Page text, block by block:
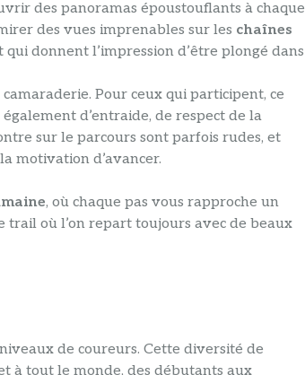
des panoramas époustouflants à chaque
des vues imprenables sur les chaînes
donnent l’impression d’être plongé dans
Pour ceux qui participent, ce
d’entraide, de respect de la
sur le parcours sont parfois rudes, et
motivation d’avancer.
, où chaque pas vous rapproche un
trail où l’on repart toujours avec de beaux
de coureurs. Cette diversité de
à tout le monde, des débutants aux